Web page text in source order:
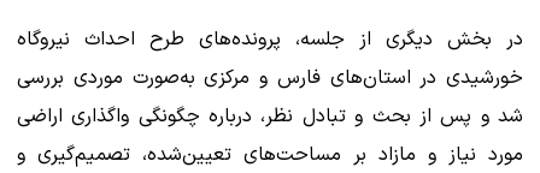
در بخش دیگری از جلسه، پرونده‌های طرح احداث نیروگاه
خورشیدی در استان‌های فارس و مرکزی به‌صورت موردی بررسی
شد و پس از بحث و تبادل نظر، درباره چگونگی واگذاری اراضی
مورد نیاز و مازاد بر مساحت‌های تعیین‌شده، تصمیم‌گیری و